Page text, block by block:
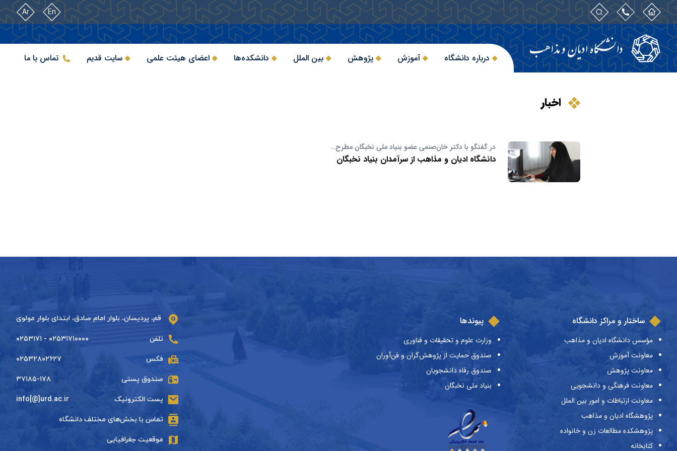
En
Ar
درباره دانشگاه آموزش پژوهش بین الملل دانشکده‌ها اعضای هیئت علمی سایت قدیم تماس با ما
اخبار
در گفتگو با دکتر خان‌صنمی عضو بنیاد ملی نخبگان مطرح…
دانشگاه ادیان و مذاهب از سرآمدان بنیاد نخبگان
ساختار و مراکز دانشگاه
مؤسس دانشگاه ادیان و مذاهب
معاونت آموزش
معاونت پژوهش
معاونت فرهنگی و دانشجویی
معاونت ارتباطات و امور بین الملل
پژوهشگاه ادیان و مذاهب
پژوهشکده مطالعات زن و خانواده
کتابخانه
پیوندها
وزارت علوم و تحقیقات و فناوری
صندوق حمایت از پژوهش‌گران و فن‌آوران
صندوق رفاه دانشجویان
بنیاد ملی نخبگان
قم، پردیسان، بلوار امام صادق، ابتدای بلوار مولوی
تلفن ۰۲۵۳۱۷۱۰۰۰۰ - ۰۲۵۳۱۷۱
فکس ۰۲۵۳۲۸۰۲۶۲۷
صندوق پستی ۳۷۱۸۵-۱۷۸
پست الکترونیک info[@]urd.ac.ir
تماس با بخش‌های مختلف دانشگاه
موقعیت جغرافیایی